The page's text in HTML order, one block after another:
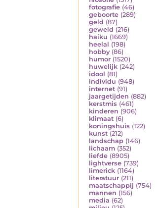
fotografie (46)
geboorte (289)
geld (87)
geweld (216)
haiku (1669)
heelal (198)
hobby (86)
humor (1520)
huwelijk (242)
idool (81)
individu (948)
internet (91)
jaargetijden (882)
kerstmis (461)
kinderen (906)
klimaat (6)
koningshuis (122)
kunst (212)
landschap (146)
lichaam (352)
liefde (8905)
lightverse (739)
limerick (1164)
literatuur (211)
maatschappij (754)
mannen (156)
media (62)